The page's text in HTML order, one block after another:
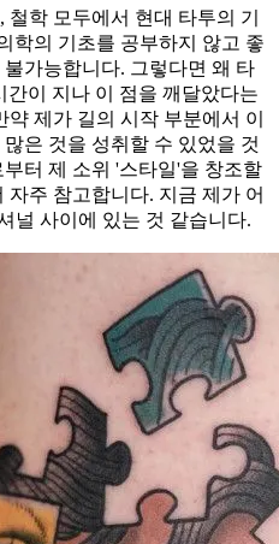
학 모두에서 현대 타투의 기
학의 기초를 공부하지 않고 좋
가능합니다. 그렇다면 왜 타
간이 지나 이 점을 깨달았다는
제가 길의 시작 부분에서 이
은 것을 성취할 수 있었을 것
터 제 소위 '스타일'을 창조할
주 참고합니다. 지금 제가 어
널 사이에 있는 것 같습니다.